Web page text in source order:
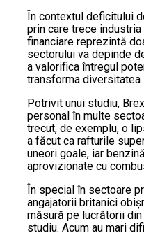
În contextul deficitului
prin care trece
financiare reprezintă
sectorului va depinde
a valorifica întregul
transforma diversitatea
Potrivit unui studiu,
personal în multe
trecut, de exemplu, o
a făcut ca rafturile
uneori goale, iar
aprovizionate cu
În special în sectoare
angajatorii britanici
măsură pe lucrătorii din
studiu. Acum au mari